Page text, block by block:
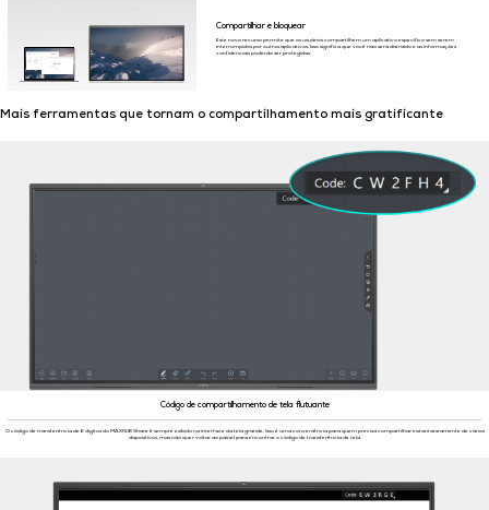
Compartilhar e bloquear
Este novo recurso permite que os usuários compartilhem um aplicativo específico sem serem
interrompidos por outros aplicativos. Isso significa que você não será distraído e as informações
confidenciais poderão ser protegidas.
Mais ferramentas que tornam o compartilhamento mais gratificante
Código de compartilhamento de tela flutuante
O código de transferência de 6 dígitos do MAXHUB Share é sempre exibido na interface da tela grande. Isso é uma conveniência para quem precisa compartilhar instantaneamente de vários
dispositivos, mas não quer voltar ao painel para encontrar o código de transferência de tela.